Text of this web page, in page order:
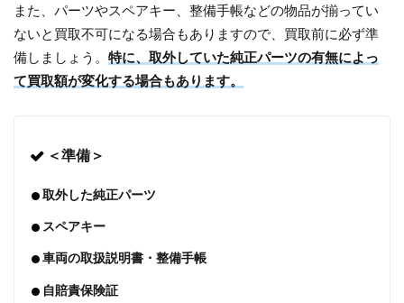
また、パーツやスペアキー、整備手帳などの物品が揃ってい
ないと買取不可になる場合もありますので、買取前に必ず準
備しましょう。特に、取外していた純正パーツの有無によっ
て買取額が変化する場合もあります。
＜準備＞
取外した純正パーツ
スペアキー
車両の取扱説明書・整備手帳
自賠責保険証